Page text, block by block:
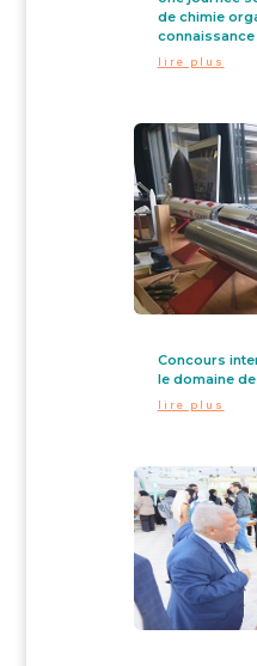
de chimie
connaissance
lire plus
Concours
le domaine
lire plus